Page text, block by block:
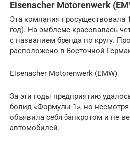
Eisenacher Motorenwerk
Эта компания просуществовала
год). На эмблеме красовалась
с названием бренда по кругу.
расположено в Восточной
Eisenacher Motorenwerk (EMW)
За эти годы предприятию
болид «Формулы-1», но
объявила себя банкротом и не
автомобилей.